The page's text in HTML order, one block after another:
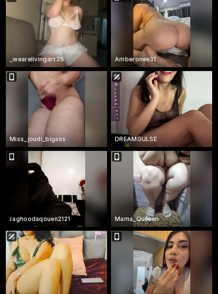
_wearelivingart35 Amberonee31
Miss_joudi_bigass DREAMGULSE
raghoodaqouen2121 Mama_Queeen